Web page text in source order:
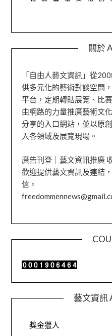
關於
「自由人藝文資訊」從
供多元化的藝術對談空間
平台，定期轉貼展覽、比
由網路的力量推廣藝術文
分享的入口網站，並以原
入各領域及展覽現場。
廣告刊登｜藝文資訊推廣
歡迎提供藝文資訊及連結
信。
藝文資訊
獎金獵人